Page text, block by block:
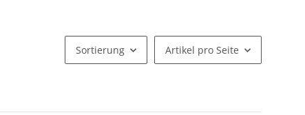
Sortierung Artikel pro Seite